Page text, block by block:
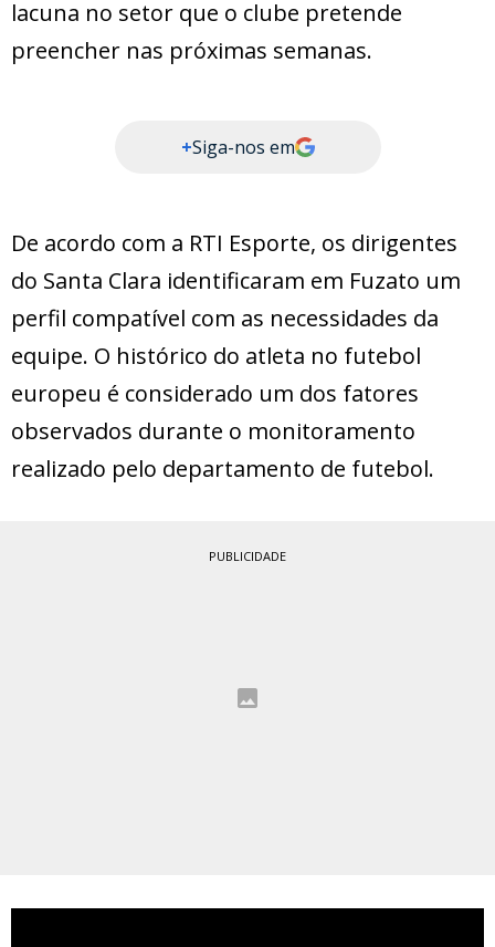
lacuna no setor que o clube pretende
preencher nas próximas semanas.
+Siga-nos em
De acordo com a RTI Esporte, os dirigentes
do Santa Clara identificaram em Fuzato um
perfil compatível com as necessidades da
equipe. O histórico do atleta no futebol
europeu é considerado um dos fatores
observados durante o monitoramento
realizado pelo departamento de futebol.
PUBLICIDADE